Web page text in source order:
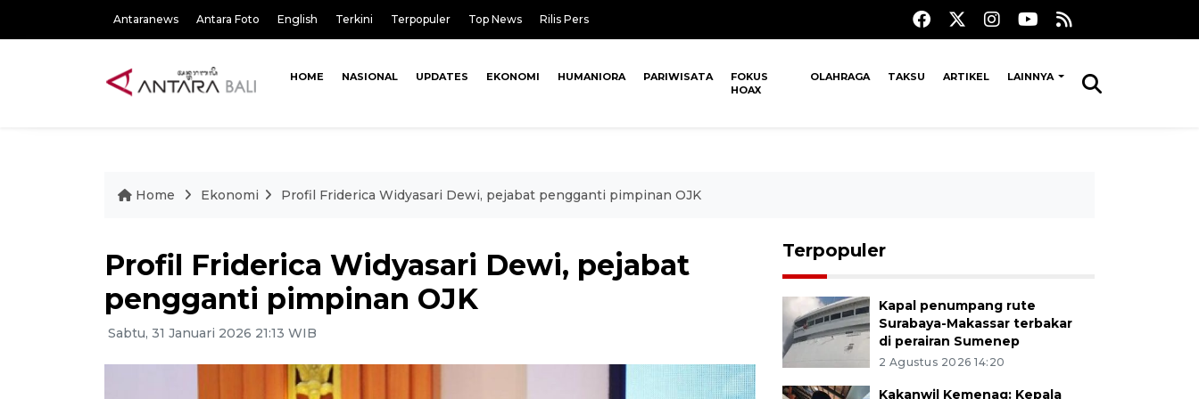
Antaranews Antara Foto English Terkini Terpopuler Top News Rilis Pers
HOME NASIONAL UPDATES EKONOMI HUMANIORA PARIWISATA
FOKUS
HOAX
OLAHRAGA TAKSU ARTIKEL LAINNYA
Home Ekonomi Profil Friderica Widyasari Dewi, pejabat pengganti pimpinan OJK
Profil Friderica Widyasari Dewi, pejabat
pengganti pimpinan OJK
Sabtu, 31 Januari 2026 21:13 WIB
Terpopuler
Kapal penumpang rute
Surabaya-Makassar terbakar
di perairan Sumenep
2 Agustus 2026 14:20
Kakanwil Kemenag: Kepala